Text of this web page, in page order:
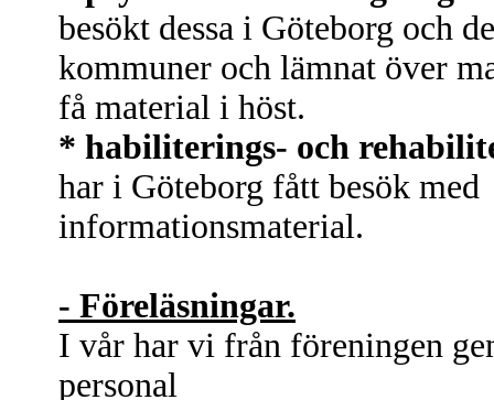
besökt dessa i Göteborg och
kommuner och lämnat över
få material i höst.
* habiliterings- och
har i Göteborg fått besök med
informationsmaterial.
- Föreläsningar.
I vår har vi från föreningen
personal